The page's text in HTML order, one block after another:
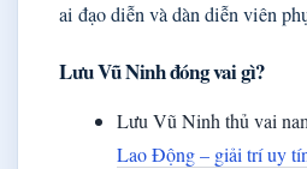
ai đạo diễn và dàn diễn viên
Lưu Vũ Ninh đóng vai gì?
Lưu Vũ Ninh thủ vai
Lao Động – giải trí uy